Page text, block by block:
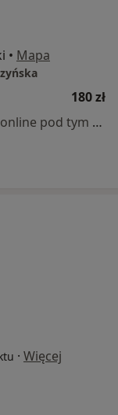
• Mapa
180 zł
Specjalista nie oferuje umawiania online pod tym adresem.
· Więcej